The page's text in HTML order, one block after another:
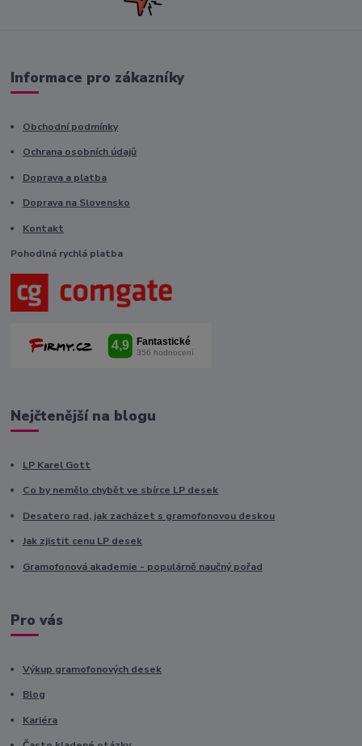
Informace pro zákazníky
Obchodní podmínky
Ochrana osobních údajů
Doprava a platba
Doprava na Slovensko
Kontakt
Pohodlná rychlá platba
Nejčtenější na blogu
LP Karel Gott
Co by nemělo chybět ve sbírce LP desek
Desatero rad, jak zacházet s gramofonovou deskou
Jak zjistit cenu LP desek
Gramofonová akademie - populárně naučný pořad
Pro vás
Výkup gramofonových desek
Blog
Kariéra